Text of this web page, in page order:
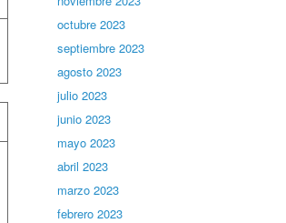
octubre 2023
septiembre 2023
agosto 2023
julio 2023
junio 2023
mayo 2023
abril 2023
marzo 2023
febrero 2023